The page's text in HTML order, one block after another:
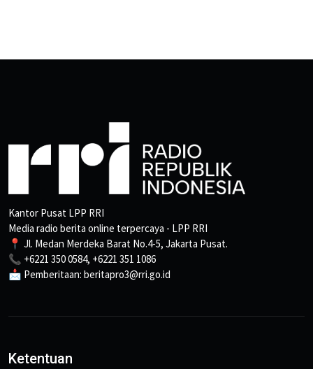
Kantor Pusat LPP RRI
Media radio berita online terpercaya - LPP RRI
📍 Jl. Medan Merdeka Barat No.4-5, Jakarta Pusat.
📞 +6221 350 0584, +6221 351 1086
📩 Pemberitaan: beritapro3@rri.go.id
Ketentuan